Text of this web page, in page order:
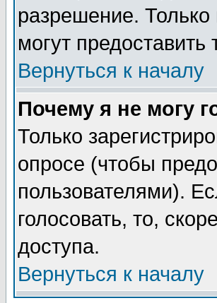
разрешение.
могут
Вернуться к началу
Почему я не могу
Только
опросе (чтобы
пользователями).
голосовать, то,
доступа.
Вернуться к началу